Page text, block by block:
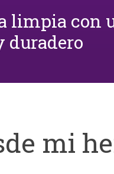
limpia con
duradero
mi